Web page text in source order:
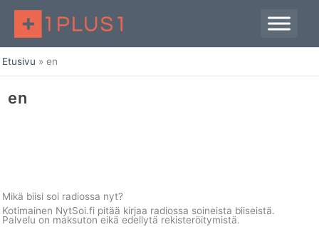
sisältöön
Etusivu en
Mikä biisi soi radiossa nyt?
Kotimainen NytSoi.fi pitää kirjaa radiossa soineista biiseistä.
Palvelu on maksuton eikä edellytä rekisteröitymistä.
en